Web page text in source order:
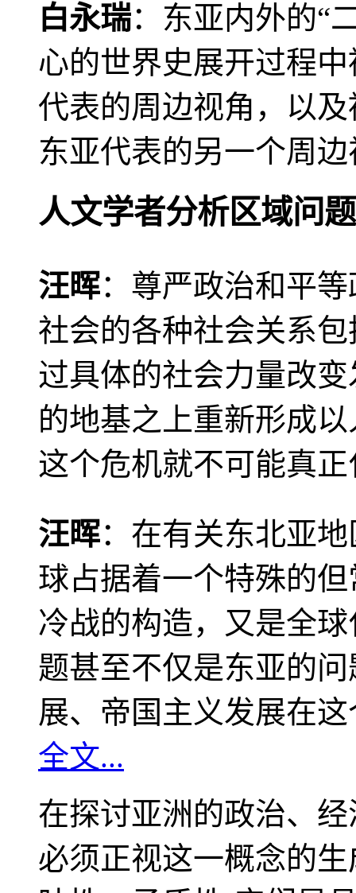
白永瑞：东亚内外的“
心的世界史展开过程
代表的周边视角，以
东亚代表的另一个周
人文学者分析区域问题
汪晖：尊严政治和平
社会的各种社会关系
过具体的社会力量改
的地基之上重新形成
这个危机就不可能真
汪晖：在有关东北亚
球占据着一个特殊的
冷战的构造，又是全
题甚至不仅是东亚的
展、帝国主义发展在
全文...
在探讨亚洲的政治、
必须正视这一概念的